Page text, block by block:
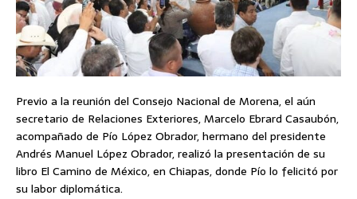
Previo a la reunión del Consejo Nacional de Morena, el aún
secretario de Relaciones Exteriores, Marcelo Ebrard Casaubón,
acompañado de Pío López Obrador, hermano del presidente
Andrés Manuel López Obrador, realizó la presentación de su
libro El Camino de México, en Chiapas, donde Pío lo felicitó por
su labor diplomática.